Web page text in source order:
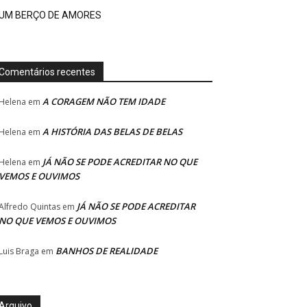
BERÇO DE AMORES
recentes
em A CORAGEM NÃO TEM IDADE
em A HISTÓRIA DAS BELAS DE BELAS
em JÁ NÃO SE PODE ACREDITAR NO QUE
E OUVIMOS
Quintas em JÁ NÃO SE PODE ACREDITAR
QUE VEMOS E OUVIMOS
Braga em BANHOS DE REALIDADE